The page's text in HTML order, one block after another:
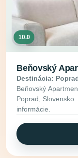
10.0
Beňovský
Destinácia:
Beňovský
Poprad,
informácie.